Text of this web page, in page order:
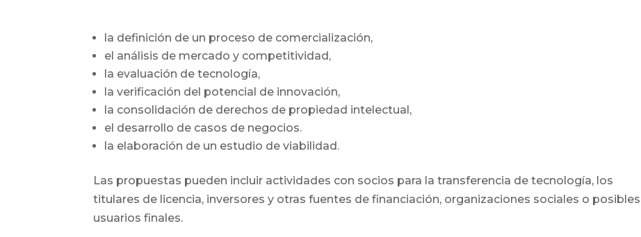
la definición de un proceso de comercialización,
el análisis de mercado y competitividad,
la evaluación de tecnología,
la verificación del potencial de innovación,
la consolidación de derechos de propiedad intelectual,
el desarrollo de casos de negocios.
la elaboración de un estudio de viabilidad.
Las propuestas pueden incluir actividades con socios para la transferencia de tecnología, los
titulares de licencia, inversores y otras fuentes de financiación, organizaciones sociales o posibles
usuarios finales.